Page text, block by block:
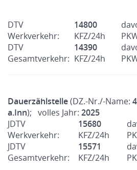
DTV
Werkverkehr:
14800
KFZ/24h
DTV
Gesamtverkehr:
14390
KFZ/24h
Dauerzählstelle(DZ.-Nr./-Name:
a.Inn); volles Jahr: 2025
JDTV
Werkverkehr:
15680
KFZ/24h
JDTV
Gesamtverkehr:
15571
KFZ/24h